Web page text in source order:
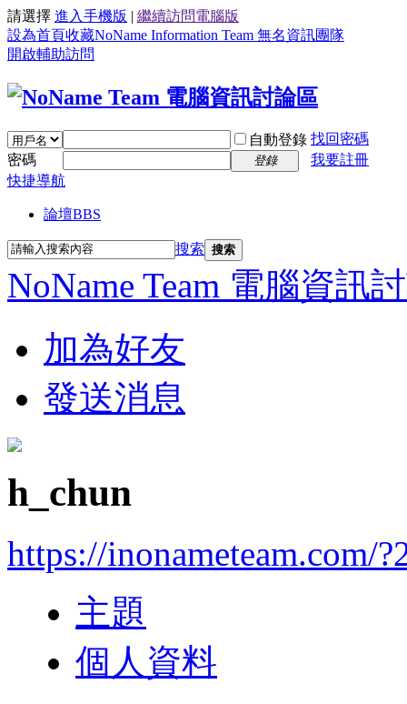
請選擇 進入手機版 | 繼續訪問電腦版
設為首頁收藏NoName Information Team 無名資訊團隊
開啟輔助訪問
自動登錄 找回密碼
密碼
登錄
我要註冊
快捷導航
論壇BBS
搜索 搜索
NoName Team 電腦資訊
加為好友
發送消息
h_chun
https://inonameteam.com/
主題
個人資料